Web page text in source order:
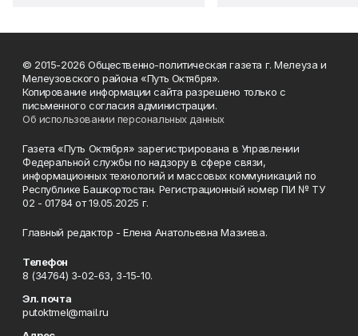
© 2015-2026 Общественно-политическая газета г. Мелеуза и
Мелеузовского района «Путь Октября».
Копирование информации сайта разрешено только с
письменного согласия администрации.
Об использовании персональных данных
Газета «Путь Октября» зарегистрирована в Управлении
Федеральной службы по надзору в сфере связи,
информационных технологий и массовых коммуникаций по
Республике Башкортостан. Регистрационный номер ПИ № ТУ
02 - 01784 от 19.05.2025 г.
Главный редактор - Елена Анатольевна Мазиева.
Телефон
8 (34764) 3-02-63, 3-15-10.
Эл. почта
putoktmel@mail.ru